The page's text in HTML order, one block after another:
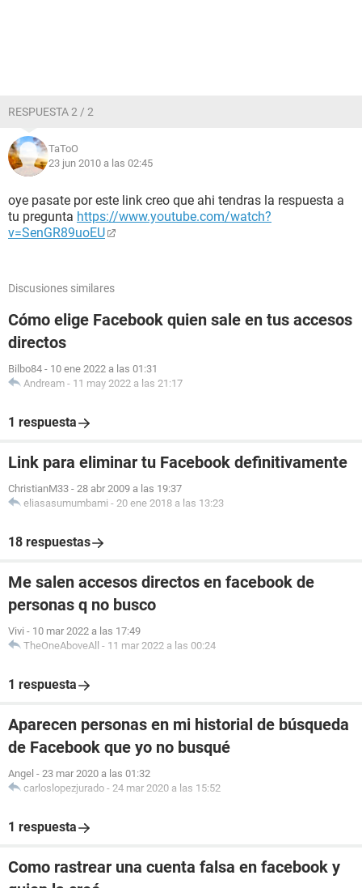
RESPUESTA 2 / 2
TaToO
23 jun 2010 a las 02:45
oye pasate por este link creo que ahi tendras la respuesta a
tu pregunta https://www.youtube.com/watch?
v=SenGR89uoEU
Discusiones similares
Cómo elige Facebook quien sale en tus accesos
directos
Bilbo84 - 10 ene 2022 a las 01:31
Andream - 11 may 2022 a las 21:17
1 respuesta
Link para eliminar tu Facebook definitivamente
ChristianM33 - 28 abr 2009 a las 19:37
eliasasumumbami - 20 ene 2018 a las 13:23
18 respuestas
Me salen accesos directos en facebook de
personas q no busco
Vivi - 10 mar 2022 a las 17:49
TheOneAboveAll - 11 mar 2022 a las 00:24
1 respuesta
Aparecen personas en mi historial de búsqueda
de Facebook que yo no busqué
Angel - 23 mar 2020 a las 01:32
carloslopezjurado - 24 mar 2020 a las 15:52
1 respuesta
Como rastrear una cuenta falsa en facebook y